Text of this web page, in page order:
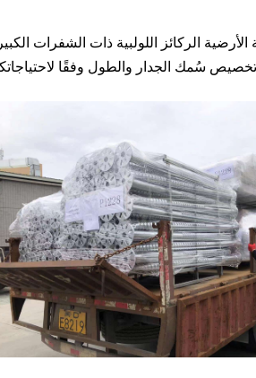
الركائز اللولبية ذات الشفرات